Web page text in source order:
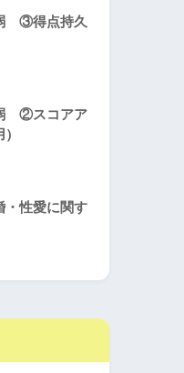
③得点持久
②スコアア
・性愛に関す